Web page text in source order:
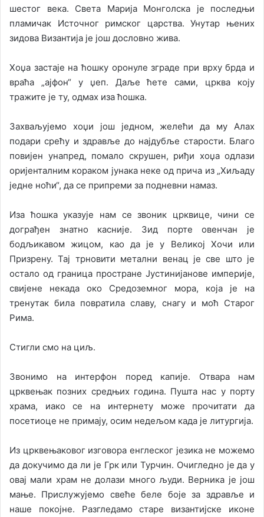
шестог века. Света Марија Монголска је последњи
пламичак Источног римског царства. Унутар њених
зидова Византија је још дословно жива.
Хоџа застаје на ћошку оронуле зграде при врху брда и
враћа „ајфон“ у џеп. Даље ћете сами, црква коју
тражите је ту, одмах иза ћошка.
Захваљујемо хоџи још једном, желећи да му Алах
подари срећу и здравље до најдубље старости. Благо
повијен унапред, помало скрушен, риђи хоџа одлази
оријенталним кораком јунака неке од прича из „Хиљаду
једне ноћи“, да се припреми за подневни намаз.
Иза ћошка указује нам се звоник црквице, чини се
дограђен знатно касније. Зид порте овенчан је
бодљикавом жицом, као да је у Великој Хочи или
Призрену. Тај трновити метални венац је све што је
остало од граница простране Јустинијанове империје,
свијене некада око Средоземног мора, која је на
тренутак била повратила славу, снагу и моћ Старог
Рима.
Стигли смо на циљ.
Звонимо на интерфон поред капије. Отвара нам
црквењак позних средњих година. Пушта нас у порту
храма, иако се на интернету може прочитати да
посетиоце не примају, осим недељом када је литургија.
Из црквењаковог изговора енглеског језика не можемо
да докучимо да ли је Грк или Турчин. Очигледно је да у
овај мали храм не долази много људи. Верника је још
мање. Прислужујемо свеће беле боје за здравље и
наше покојне. Разгледамо старе византијске иконе